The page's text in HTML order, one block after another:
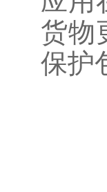
货物
保护